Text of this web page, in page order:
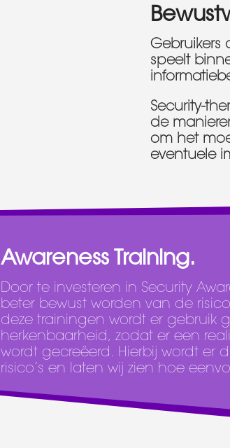
Gebruikers
speelt
Security-
de
om het
eventuele
Awareness Training.
Door te investeren in Security
beter bewust worden van de
deze trainingen wordt er gebruik
herkenbaarheid, zodat er een
wordt gecreëerd. Hierbij wordt
risico’s en laten wij zien hoe